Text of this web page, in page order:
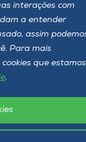
interações com
a entender
assim
Para mais
que estamos
.